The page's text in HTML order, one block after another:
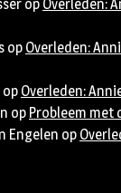
op Overleden:
op Overleden:
op Overleden:
op Probleem met
Engelen op